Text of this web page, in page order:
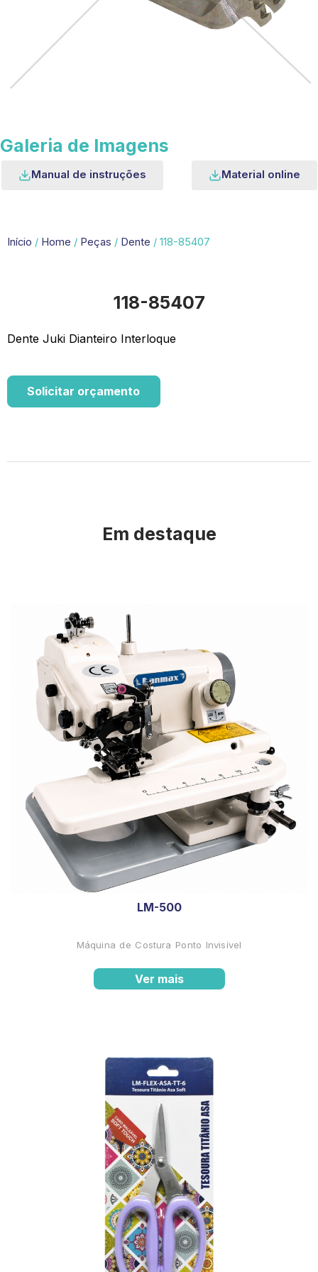
Galeria de Imagens
Manual de instruções Material online
Início / Home / Peças / Dente / 118-85407
118-85407
Dente Juki Dianteiro Interloque
Solicitar orçamento
Em destaque
LM-500
Máquina de Costura Ponto Invisível
Ver mais